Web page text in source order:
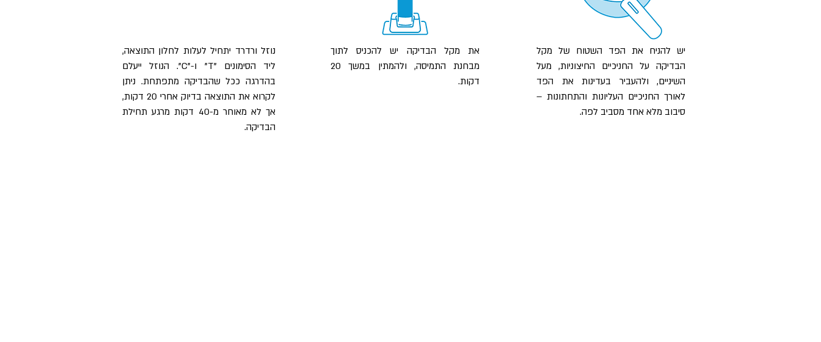
נוזל ורדרד יתחיל לעלות לחלון התוצאה,
ליד הסימונים "T" ו-"C". הנוזל ייעלם
בהדרגה ככל שהבדיקה מתפתחת. ניתן
לקרוא את התוצאה בדיוק אחרי 20 דקות,
אך לא מאוחר מ-40 דקות מרגע תחילת
הבדיקה.
את מקל הבדיקה יש להכניס לתוך
מבחנת התמיסה, ולהמתין במשך 20
דקות.
יש להניח את הפד השטוח של מקל
הבדיקה על החניכיים החיצוניות, מעל
השיניים, ולהעביר בעדינות את הפד
לאורך החניכיים העליונות והתחתונות –
סיבוב מלא אחד מסביב לפה.